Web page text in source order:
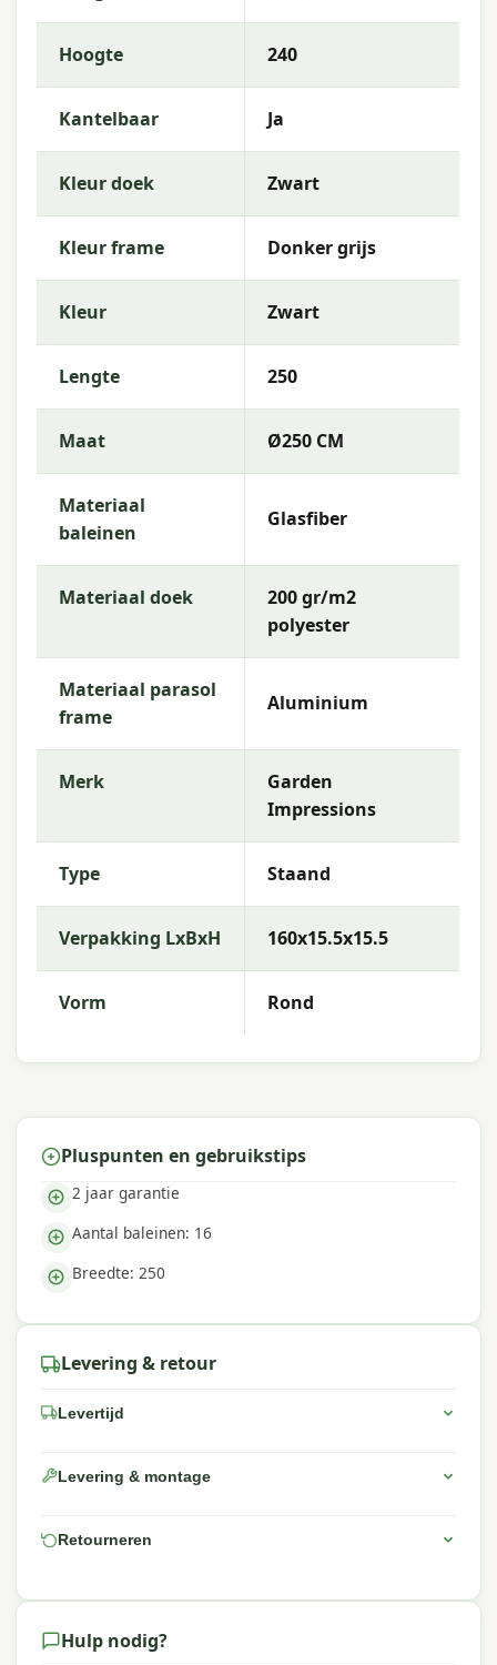
Garden Impressions? Neem gerust contact met
ons op via telefoon, e-mail of WhatsApp. Ons team
van tuinmeubelexperts helpt je graag bij de keuze
Waarom Garden Impressions?
MetGarden Impressions
kies je voor
hoogwaardige tuinmeubelen met een uitstekende
prijs-kwaliteitsverhouding. De collectie kenmerkt
zich door tijdloos design, robuuste materialen en
Hoogte 240
Kantelbaar Ja
Kleur doek Zwart
Kleur frame Donker grijs
Kleur Zwart
Lengte 250
Maat Ø250 CM
Materiaal
baleinen
Glasfiber
Materiaal doek
200 gr/m2
polyester
Materiaal parasol
frame
Aluminium
Merk
Garden
Impressions
Type Staand
Verpakking LxBxH 160x15.5x15.5
Vorm Rond
Pluspunten en gebruikstips
2 jaar garantie
Aantal baleinen: 16
Breedte: 250
Levering & retour
Levertijd
Levering & montage
Retourneren
Hulp nodig?